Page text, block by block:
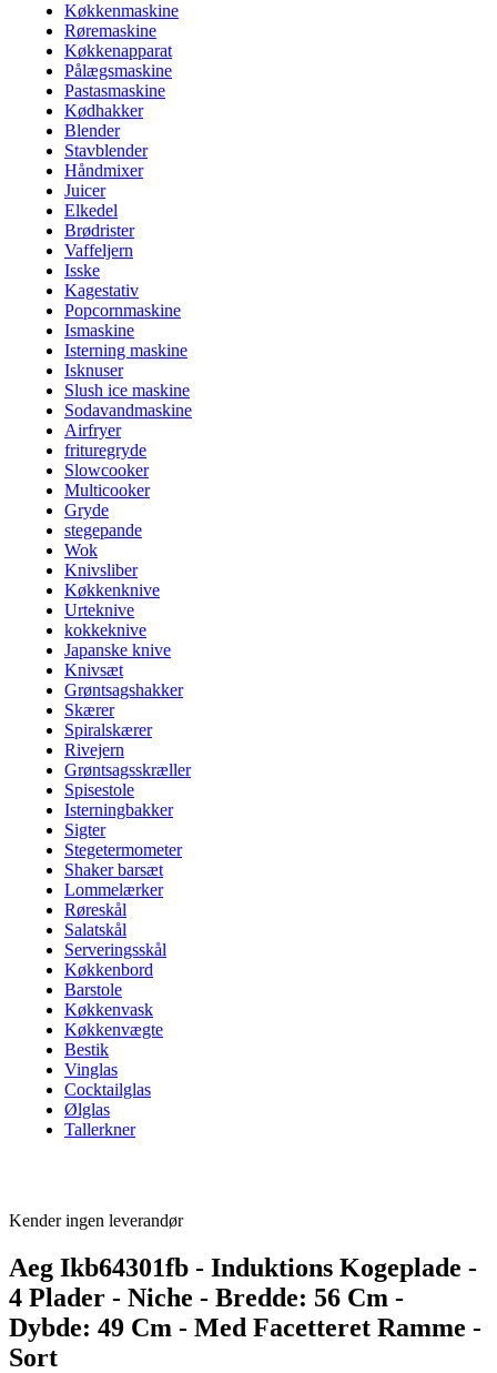
Køkkenmaskine
Røremaskine
Køkkenapparat
Pålægsmaskine
Pastasmaskine
Kødhakker
Blender
Stavblender
Håndmixer
Juicer
Elkedel
Brødrister
Vaffeljern
Isske
Kagestativ
Popcornmaskine
Ismaskine
Isterning maskine
Isknuser
Slush ice maskine
Sodavandmaskine
Airfryer
frituregryde
Slowcooker
Multicooker
Gryde
stegepande
Wok
Knivsliber
Køkkenknive
Urteknive
kokkeknive
Japanske knive
Knivsæt
Grøntsagshakker
Skærer
Spiralskærer
Rivejern
Grøntsagsskræller
Spisestole
Isterningbakker
Sigter
Stegetermometer
Shaker barsæt
Lommelærker
Røreskål
Salatskål
Serveringsskål
Køkkenbord
Barstole
Køkkenvask
Køkkenvægte
Bestik
Vinglas
Cocktailglas
Ølglas
Tallerkner
Kender ingen leverandør
Aeg Ikb64301fb - Induktions Kogeplade -
4 Plader - Niche - Bredde: 56 Cm -
Dybde: 49 Cm - Med Facetteret Ramme -
Sort